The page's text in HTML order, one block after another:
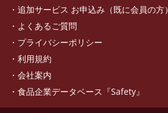
追加サービス お申込み（既に会員の方）
よくあるご質問
プライバシーポリシー
利用規約
会社案内
食品企業データベース『Safety』